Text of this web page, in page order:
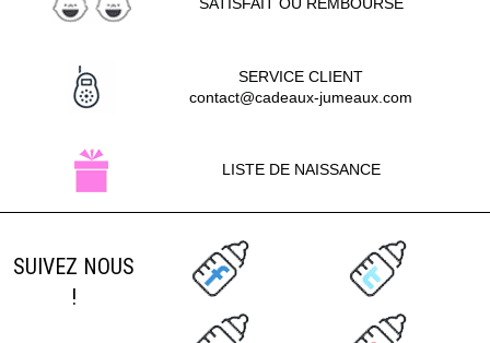
SATISFAIT OU REMBOURSE
SERVICE CLIENT
contact@cadeaux-jumeaux.com
LISTE DE NAISSANCE
SUIVEZ NOUS
!